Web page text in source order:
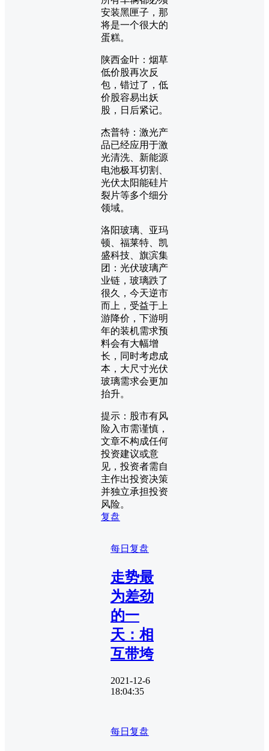
安装黑匣子，那
将是一个很大的
蛋糕。
陕西金叶：烟草
低价股再次反
包，错过了，低
价股容易出妖
股，日后紧记。
杰普特：激光产
品已经应用于激
光清洗、新能源
电池极耳切割、
光伏太阳能硅片
裂片等多个细分
领域。
洛阳玻璃、亚玛
顿、福莱特、凯
盛科技、旗滨集
团：光伏玻璃产
业链，玻璃跌了
很久，今天逆市
而上，受益于上
游降价，下游明
年的装机需求预
料会有大幅增
长，同时考虑成
本，大尺寸光伏
玻璃需求会更加
抬升。
提示：股市有风
险入市需谨慎，
文章不构成任何
投资建议或意
见，投资者需自
主作出投资决策
并独立承担投资
风险。
复盘
每日复盘
走势最
为差劲
的一
天：相
互带垮
2021-12-6
18:04:35
每日复盘